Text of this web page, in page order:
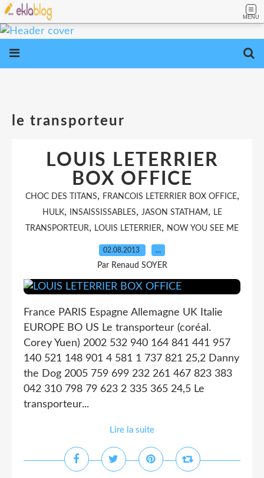
MENU
le transporteur
LOUIS LETERRIER
BOX OFFICE
CHOC DES TITANS, FRANCOIS LETERRIER BOX OFFICE,
HULK, INSAISSISSABLES, JASON STATHAM , LE
TRANSPORTEUR, LOUIS LETERRIER, NOW YOU SEE ME
02.08.2013 …
Par Renaud SOYER
France PARIS Espagne Allemagne UK Italie
EUROPE BO US Le transporteur (coréal.
Corey Yuen) 2002 532 940 164 841 441 957
140 521 148 901 4 581 1 737 821 25,2 Danny
the Dog 2005 759 699 232 261 467 823 383
042 310 798 79 623 2 335 365 24,5 Le
transporteur...
Lire la suite